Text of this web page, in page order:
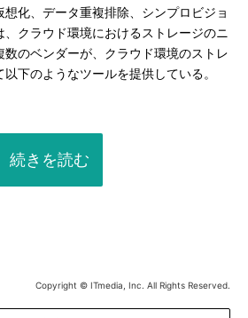
化、データ重複排除、シンプロビジョ
クラウド環境におけるストレージのニ
数のベンダーが、クラウド環境のストレ
下のようなツールを提供している。
続きを読む
Copyright © ITmedia, Inc. All Rights Reserved.